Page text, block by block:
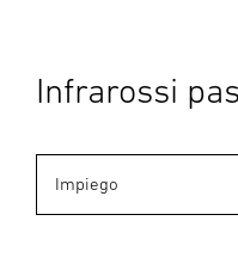
Infrarossi
Impiego